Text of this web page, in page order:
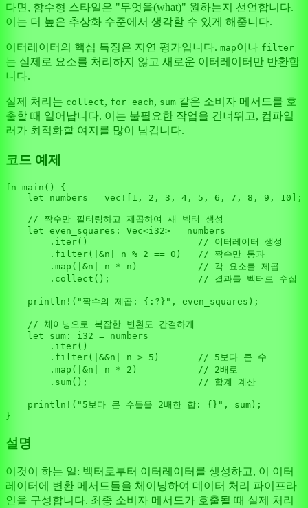
다면, 함수형 스타일은 "무엇을(what)" 원하는지 선언합니다.
이는 더 높은 추상화 수준에서 생각할 수 있게 해줍니다.
이터레이터의 핵심 특징은 지연 평가입니다. map이나 filter
는 실제로 요소를 처리하지 않고 새로운 이터레이터만 반환합
니다.
실제 처리는 collect, for_each, sum 같은 소비자 메서드를 호
출할 때 일어납니다. 이는 불필요한 작업을 건너뛰고, 컴파일
러가 최적화할 여지를 많이 남깁니다.
코드 예제
fn main () {
let
numbers = vec! 1 , 2 , 3 , 4 , 5 , 6 , 7 , 8 , 9 , 10 ];
// 짝수만 필터링하고 제곱하여 새 벡터 생성
let
even_squares : Vec<i32> = numbers
        .
iter()
// 이터레이터 생성
        .
filter(|&n| n % 2 == 0 )
// 짝수만 통과
        .
map (|&n| n * n)
// 각 요소를 제곱
        .
collect (); // 결과를 벡터로 수집
println! ( "짝수의 제곱: {:?}" , even_squares);
// 체이닝으로 복잡한 변환도 간결하게
let
sum : i32 = numbers
        .
iter()
        .
filter(|&&n| n > 5 )
// 5보다 큰 수
        .
map (|&n| n * 2 )
// 2배로
        .
sum(); // 합계 계산
println! ( "5보다 큰 수들을 2배한 합: {}" , sum);
설명
이것이 하는 일: 벡터로부터 이터레이터를 생성하고, 이 이터
레이터에 변환 메서드들을 체이닝하여 데이터 처리 파이프라
인을 구성합니다. 최종 소비자 메서드가 호출될 때 실제 처리